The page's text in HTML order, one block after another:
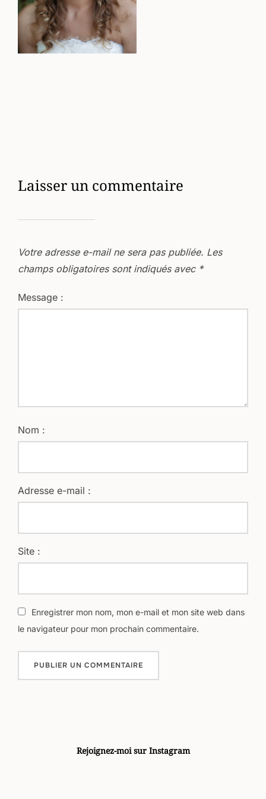
Laisser un commentaire
Votre adresse e-mail ne sera pas publiée. Les
champs obligatoires sont indiqués avec *
Message :
Nom :
Adresse e-mail :
Site :
Enregistrer mon nom, mon e-mail et mon site web dans
le navigateur pour mon prochain commentaire.
Rejoignez-moi sur Instagram